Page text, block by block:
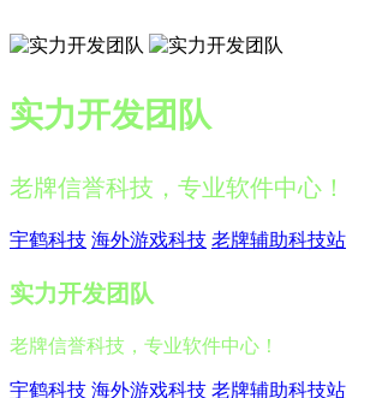
实力开发团队
老牌信誉科技，专业软件中心！
宇鹤科技 海外游戏科技 老牌辅助科技站
实力开发团队
老牌信誉科技，专业软件中心！
宇鹤科技 海外游戏科技 老牌辅助科技站